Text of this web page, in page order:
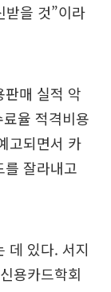
받을 것”이라
판매 실적 악
율 적격비용
고되면서 카
잘라내고
데 있다. 서지
용카드학회